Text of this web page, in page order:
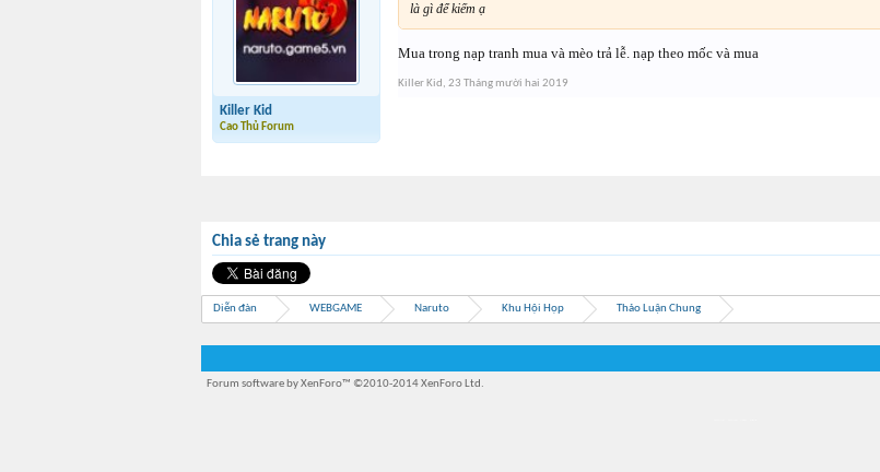
Killer Kid
Cao Thủ Forum
là gì để kiếm ạ
Mua trong nạp tranh mua và mèo trả lễ. nạp theo mốc và mua
Killer Kid, 23 Tháng mười hai 2019
Chia sẻ trang này
Diễn đàn WEBGAME Naruto Khu Hội Họp Thảo Luận Chung
Forum software by XenForo™ ©2010-2014 XenForo Ltd.